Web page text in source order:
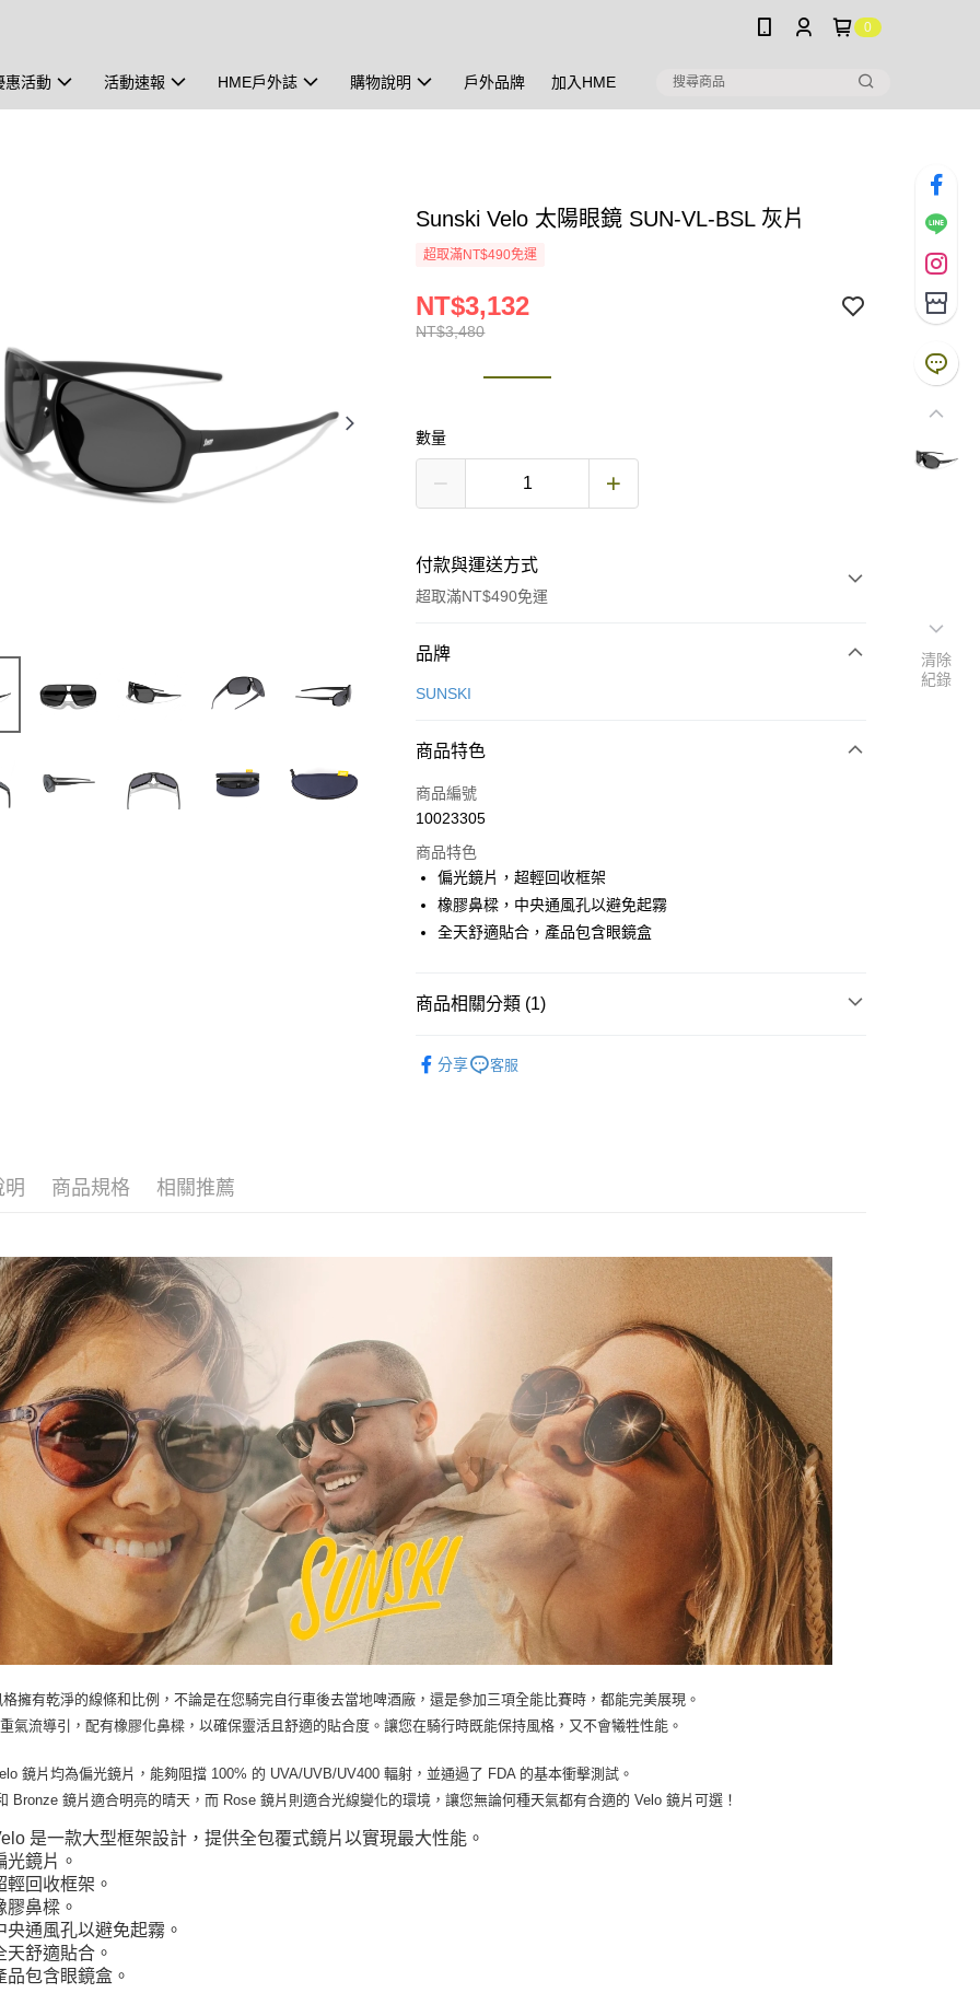
0
惠活動 活動速報 HME戶外誌 購物說明 戶外品牌 加入HME
Sunski Velo 太陽眼鏡 SUN-VL-BSL 灰片
超取滿NT$490免運
NT$3,480
NT$3,132
數量
付款與運送方式
超取滿NT$490免運
付款方式
信用卡一次付款
合作金庫商業銀行
華南商業銀行
上海商業儲蓄銀行
國泰世華商業銀行
臺灣中小企業銀行
台中商業銀行
聯邦商業銀行
台新國際商業銀行
超商取貨付款
LINE Pay
Apple Pay
ATM付款
運送方式
每筆NT$60，滿NT$490(含以上)免運費
每筆NT$60，滿NT$490(含以上)免運費
每筆NT$80，滿NT$490(含以上)免運費
離島宅配
每筆NT$80，滿NT$490(含以上)免運費
付款後門市自取
免運費
品牌
SUNSKI
商品特色
商品編號
10023305
商品特色
偏光鏡片，超輕回收框架
橡膠鼻樑，中央通風孔以避免起霧
全天舒適貼合，產品包含眼鏡盒
商品相關分類 (1)
分享
客服
明 商品規格 相關推薦
格擁有乾淨的線條和比例，不論是在您騎完自行車後去當地啤酒廠，還是參加三項全能比賽時，都能完美展現。
氣流導引，配有橡膠化鼻樑，以確保靈活且舒適的貼合度。讓您在騎行時既能保持風格，又不會犧牲性能。
鏡片均為偏光鏡片，能夠阻擋 100% 的 UVA/UVB/UV400 輻射，並通過了 FDA 的基本衝擊測試。
Bronze 鏡片適合明亮的晴天，而 Rose 鏡片則適合光線變化的環境，讓您無論何種天氣都有合適的 Velo 鏡片可選！
是一款大型框架設計，提供全包覆式鏡片以實現最大性能。
光鏡片。
輕回收框架。
膠鼻樑。
央通風孔以避免起霧。
天舒適貼合。
品包含眼鏡盒。
清除
紀錄